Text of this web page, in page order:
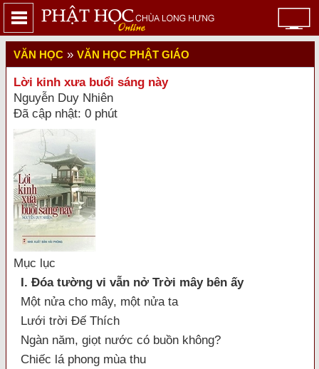
VĂN HỌC » VĂN HỌC PHẬT GIÁO
Lời kinh xưa buổi sáng này
Nguyễn Duy Nhiên
Đã cập nhật: 0 phút
Mục lục
I. Đóa tường vi vẫn nở Trời mây bên ấy
Một nửa cho mây, một nửa ta
Lưới trời Đế Thích
Ngàn năm, giọt nước có buồn không?
Chiếc lá phong mùa thu